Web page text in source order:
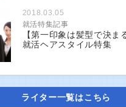
2018.03.05
就活特集記事
【第一印象は髪型で決ま
就活ヘアスタイル特集
ライター一覧はこちら